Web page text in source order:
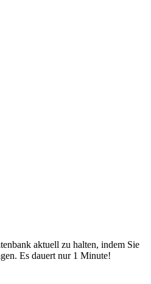
aktuell zu halten, indem Sie
Es dauert nur 1 Minute!